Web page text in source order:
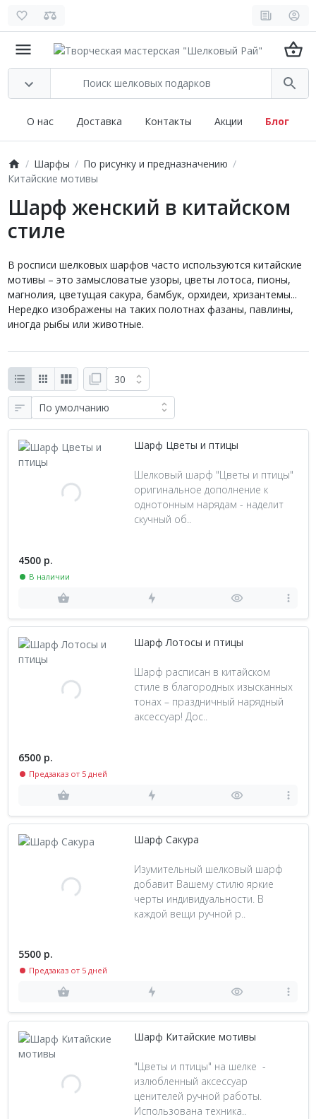
О нас Доставка Контакты Акции Блог
Шарфы
По рисунку и предназначению
Китайские мотивы
Шарф женский в китайском
стиле
В росписи шелковых шарфов часто используются китайские
мотивы – это замысловатые узоры, цветы лотоса, пионы,
магнолия, цветущая сакура, бамбук, орхидеи, хризантемы...
Нередко изображены на таких полотнах фазаны, павлины,
иногда рыбы или животные.
Шарф Цветы и птицы
Шелковый шарф "Цветы и птицы"
оригинальное дополнение к
однотонным нарядам - наделит
скучный об..
4500 р.
В наличии
Шарф Лотосы и птицы
Шарф расписан в китайском
стиле в благородных изысканных
тонах – праздничный нарядный
аксессуар! Дос..
6500 р.
Предзаказ от 5 дней
Шарф Сакура
Изумительный шелковый шарф
добавит Вашему стилю яркие
черты индивидуальности. В
каждой вещи ручной р..
5500 р.
Предзаказ от 5 дней
Шарф Китайские мотивы
"Цветы и птицы" на шелке -
излюбленный аксессуар
ценителей ручной работы.
Использована техника..